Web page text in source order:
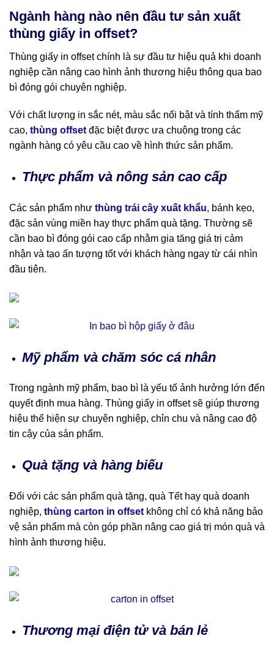
Ngành hàng nào nên đầu tư sản xuất
thùng giấy in offset?
Thùng giấy in offset chính là sự đầu tư hiệu quả khi doanh
nghiệp cần nâng cao hình ảnh thương hiệu thông qua bao
bì đóng gói chuyên nghiệp.
Với chất lượng in sắc nét, màu sắc nổi bật và tính thẩm mỹ
cao, thùng offset đặc biệt được ưa chuộng trong các
ngành hàng có yêu cầu cao về hình thức sản phẩm.
Thực phẩm và nông sản cao cấp
Các sản phẩm như thùng trái cây xuất khẩu, bánh kẹo,
đặc sản vùng miền hay thực phẩm quà tặng. Thường sẽ
cần bao bì đóng gói cao cấp nhằm gia tăng giá trị cảm
nhận và tạo ấn tượng tốt với khách hàng ngay từ cái nhìn
đầu tiên.
Mỹ phẩm và chăm sóc cá nhân
Trong ngành mỹ phẩm, bao bì là yếu tố ảnh hưởng lớn đến
quyết định mua hàng. Thùng giấy in offset sẽ giúp thương
hiệu thể hiện sự chuyên nghiệp, chỉn chu và nâng cao độ
tin cậy của sản phẩm.
Quà tặng và hàng biếu
Đối với các sản phẩm quà tặng, quà Tết hay quà doanh
nghiệp, thùng carton in offset không chỉ có khả năng bảo
vệ sản phẩm mà còn góp phần nâng cao giá trị món quà và
hình ảnh thương hiệu.
Thương mại điện tử và bán lẻ